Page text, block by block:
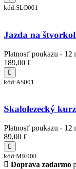
kód:SLO001
Jazda na
Platnosť poukazu - 12
189,00 €
kód:AS001
Skalolezecký kurz
Platnosť poukazu - 12
89,00 €
kód:MR008
Doprava zadarmo